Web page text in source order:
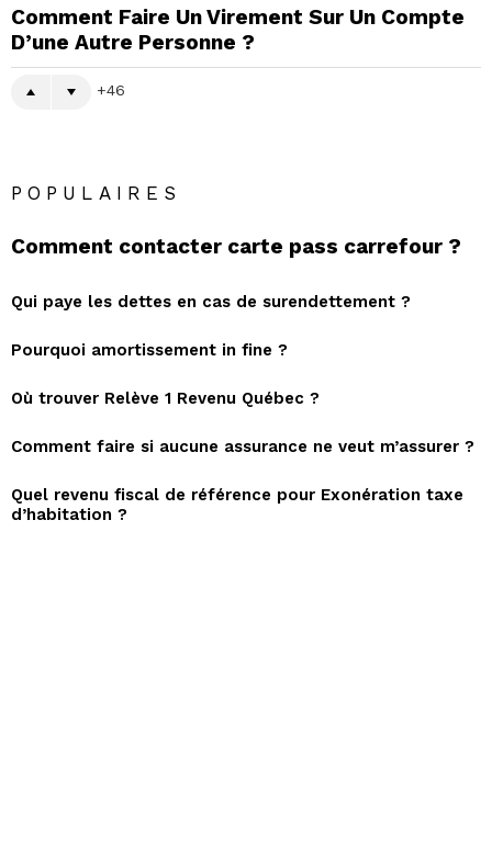
Comment Faire Un Virement Sur Un Compte
D’une Autre Personne ?
46
POPULAIRES
Comment contacter carte pass carrefour ?
Qui paye les dettes en cas de surendettement ?
Pourquoi amortissement in fine ?
Où trouver Relève 1 Revenu Québec ?
Comment faire si aucune assurance ne veut m’assurer ?
Quel revenu fiscal de référence pour Exonération taxe
d’habitation ?